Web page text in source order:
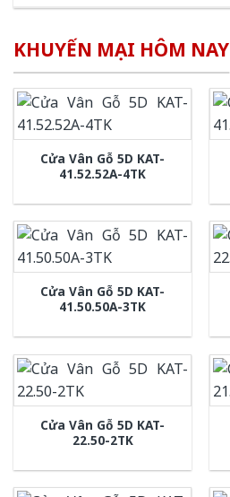
KHUYẾN MẠI HÔM NAY
Cửa Vân Gỗ 5D KAT-
41.52.52A-4TK
Cửa Vân Gỗ 5D KAT-
41.50.50A-3TK
Cửa Vân Gỗ 5D KAT-
22.50-2TK